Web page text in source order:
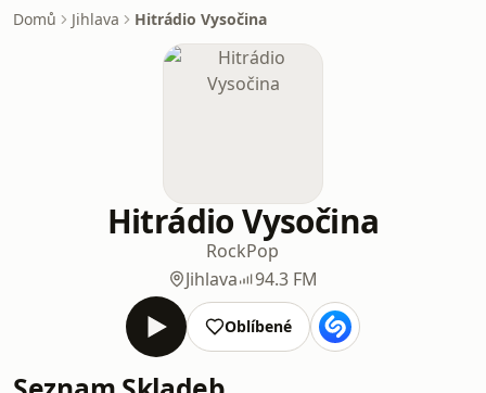
Domů Jihlava Hitrádio Vysočina
Hitrádio Vysočina
RockPop
Jihlava
94.3 FM
Oblíbené